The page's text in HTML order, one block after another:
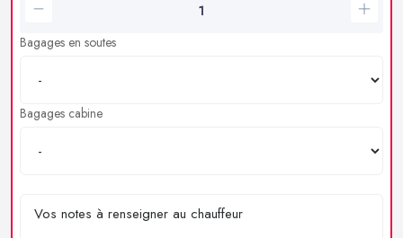
Bagages en soutes
Bagages cabine